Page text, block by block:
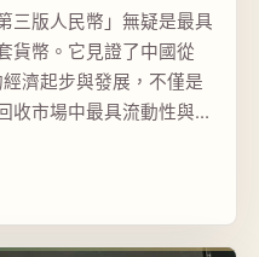
三版人民幣」無疑是最具
貨幣。它見證了中國從
濟起步與發展，不僅是
收市場中最具流動性與升